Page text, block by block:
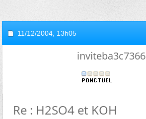
11/12/2004, 13h05
inviteba3c7366
Re : H2SO4 et KOH